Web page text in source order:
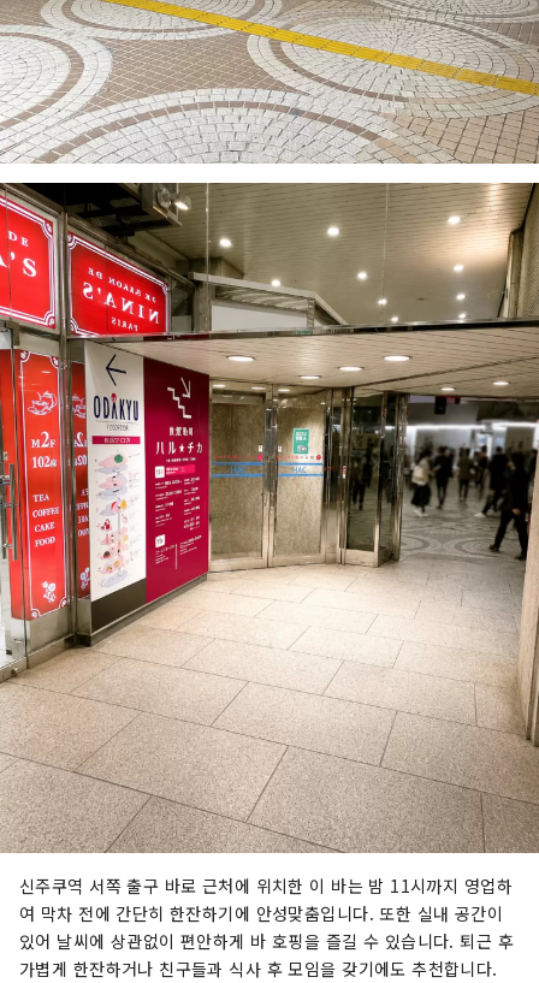
신주쿠역 서쪽 출구 바로 근처에 위치한 이 바는 밤 11시까지 영업하
여 막차 전에 간단히 한잔하기에 안성맞춤입니다. 또한 실내 공간이
있어 날씨에 상관없이 편안하게 바 호핑을 즐길 수 있습니다. 퇴근 후
가볍게 한잔하거나 친구들과 식사 후 모임을 갖기에도 추천합니다.